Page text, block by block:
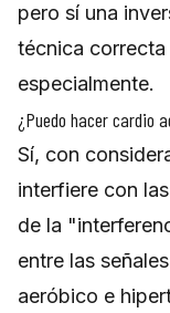
pero sí una
técnica
especialmente.
¿Puedo hacer cardio
Sí, con
interfiere con
de la
entre las
aeróbico e